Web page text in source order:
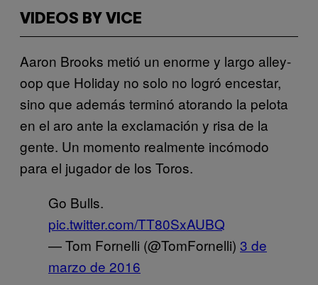
VIDEOS BY VICE
Aaron Brooks metió un enorme y largo alley-
oop que Holiday no solo no logró encestar,
sino que además terminó atorando la pelota
en el aro ante la exclamación y risa de la
gente. Un momento realmente incómodo
para el jugador de los Toros.
Go Bulls.
pic.twitter.com/TT80SxAUBQ
— Tom Fornelli (@TomFornelli) 3 de
marzo de 2016